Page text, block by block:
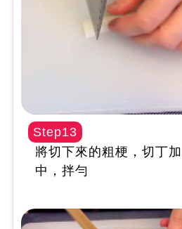
Step13
將切下來的粗梗，切丁
中，拌勻